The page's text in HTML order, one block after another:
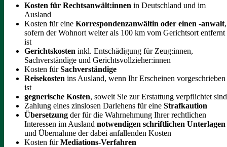
Kosten für Rechtsanwält:innen in Deutschland und im
Ausland
Kosten für eine Korrespondenzanwältin oder einen -anwalt,
sofern der Wohnort weiter als 100 km vom Gerichtsort entfernt
ist
Gerichtskosten inkl. Entschädigung für Zeug:innen,
Sachverständige und Gerichtsvollzieher:innen
Kosten fürSachverständige
Reisekosten ins Ausland, wenn Ihr Erscheinen vorgeschrieben
ist
gegnerische Kosten, soweit Sie zur Erstattung verpflichtet sind
Zahlung eines zinslosen Darlehens für eine Strafkaution
Übersetzung der für die Wahrnehmung Ihrer rechtlichen
Interessen im Ausland notwendigen schriftlichen Unterlagen
und Übernahme der dabei anfallenden Kosten
Kosten fürMediations-Verfahren